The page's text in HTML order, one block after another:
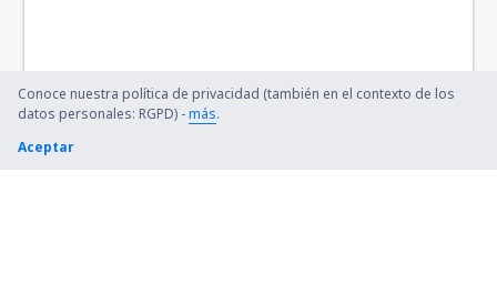
Conoce nuestra política de privacidad (también en el contexto de los
datos personales: RGPD) -más.
Aceptar